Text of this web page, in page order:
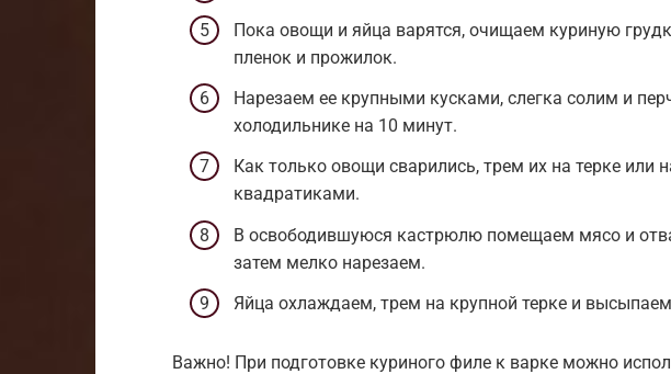
Пока овощи и яйца варятся, очищаем куриную
пленок и прожилок.
Нарезаем ее крупными кусками, слегка солим и
холодильнике на 10 минут.
Как только овощи сварились, трем их на терке или
квадратиками.
В освободившуюся кастрюлю помещаем мясо и
затем мелко нарезаем.
Яйца охлаждаем, трем на крупной терке и
Важно! При подготовке куриного филе к варке можно